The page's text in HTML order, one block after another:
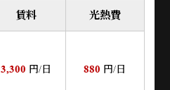
賃料 光熱費
3,300 円/日 880 円/日